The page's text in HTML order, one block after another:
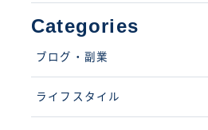
Categories
ブログ・副業
ライフスタイル